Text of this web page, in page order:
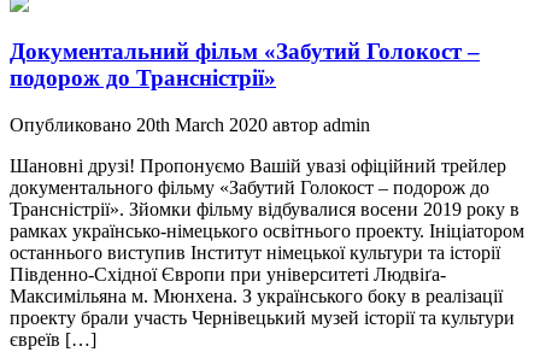
Документальний фільм «Забутий Голокост –
подорож до Трансністрії»
Опубликовано 20th March 2020 автор admin
Шановні друзі! Пропонуємо Вашій увазі офіційний трейлер
документального фільму «Забутий Голокост – подорож до
Трансністрії». Зйомки фільму відбувалися восени 2019 року в
рамках українсько-німецького освітнього проекту. Ініціатором
останнього виступив Інститут німецької культури та історії
Південно-Східної Європи при університеті Людвіґа-
Максимільяна м. Мюнхена. З українського боку в реалізації
проекту брали участь Чернівецький музей історії та культури
євреїв […]